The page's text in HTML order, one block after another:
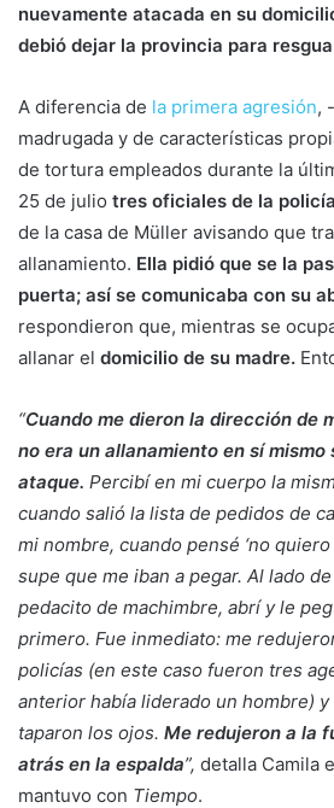
nuevamente atacada en su
debió dejar la provincia para
A diferencia de la primera agresión,
madrugada y de características
de tortura empleados durante la
25 de julio tres oficiales de la policía
de la casa de Müller avisando que
allanamiento. Ella pidió que se la
puerta; así se comunicaba con su
respondieron que, mientras se
allanar el domicilio de su madre.
“Cuando me dieron la dirección de
no era un allanamiento en sí mismo
ataque. Percibí en mi cuerpo la
cuando salió la lista de pedidos de
mi nombre, cuando pensé ‘no
supe que me iban a pegar. Al lado
pedacito de machimbre, abrí y le
primero. Fue inmediato: me
policías (en este caso fueron tres
anterior había liderado un hombre) y
taparon los ojos. Me redujeron a la
atrás en la espalda”, detalla Camila
mantuvo con Tiempo.